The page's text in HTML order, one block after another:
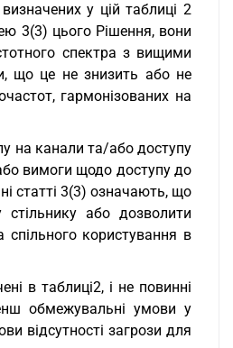
у цій таблиці 2
3(3) цього Рішення, вони
спектра з вищими
що це не знизить або не
гармонізованих на
на канали та/або доступу
вимоги щодо доступу до
статті 3(3) означають, що
або дозволити
користування в
в таблиці2, і не повинні
обмежувальні умови у
відсутності загрози для